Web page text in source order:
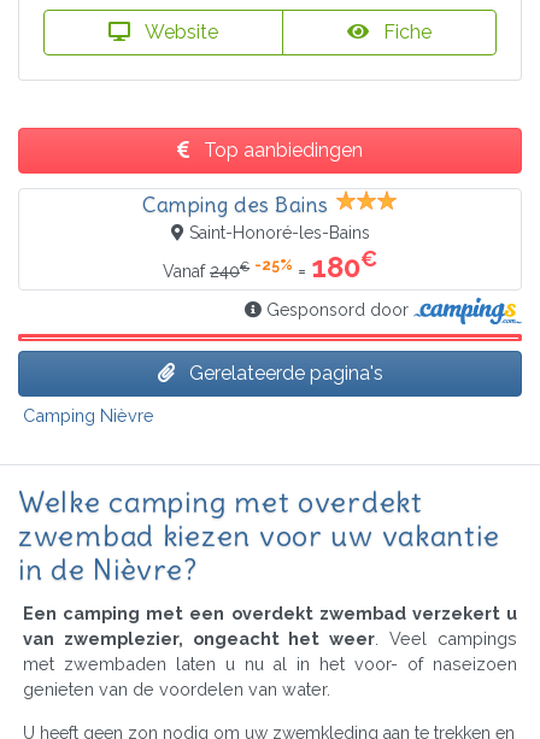
Website Fiche
Top aanbiedingen
Camping des Bains
Saint-Honoré-les-Bains
Vanaf240€ -25% = 180€
Gesponsord door
Gerelateerde pagina's
Camping Nièvre
Welke camping met overdekt
zwembad kiezen voor uw vakantie
in de Nièvre?
Een camping met een overdekt zwembad verzekert u
van zwemplezier, ongeacht het weer. Veel campings
met zwembaden laten u nu al in het voor- of naseizoen
genieten van de voordelen van water.
U heeft geen zon nodig om uw zwemkleding aan te trekken en